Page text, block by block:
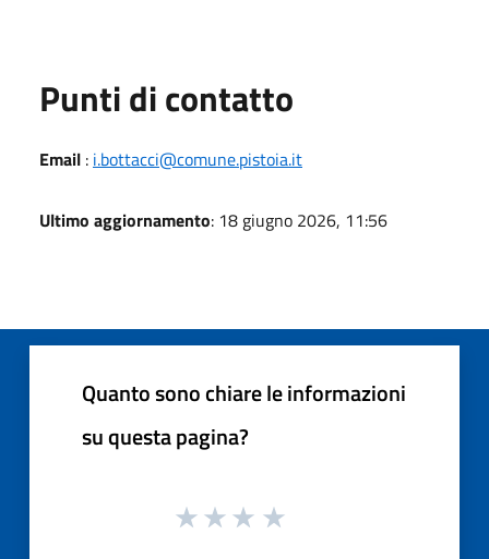
Punti di contatto
Email : i.bottacci@comune.pistoia.it
Ultimo aggiornamento: 18 giugno 2026, 11:56
Quanto sono chiare le informazioni
su questa pagina?